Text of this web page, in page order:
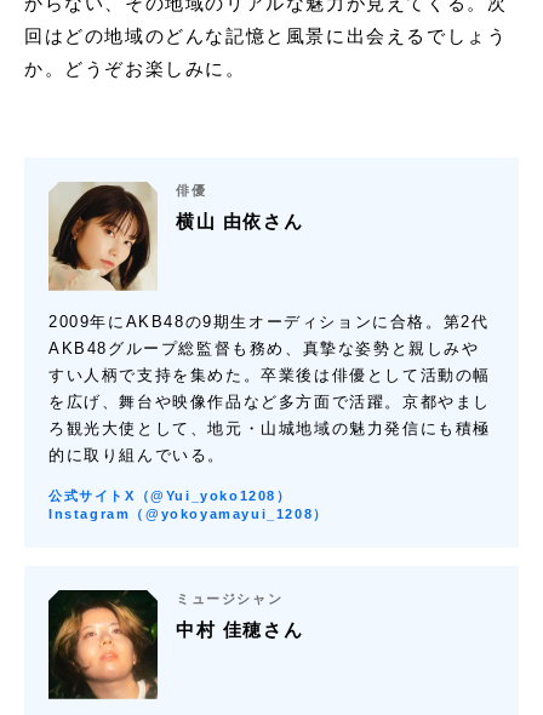
回はどの地域のどんな記憶と風景に出会えるでしょう
か。どうぞお楽しみに。
俳優
横山 由依さん
2009年にAKB48の9期生オーディションに合格。第2代
AKB48グループ総監督も務め、真摯な姿勢と親しみや
すい人柄で支持を集めた。卒業後は俳優として活動の幅
を広げ、舞台や映像作品など多方面で活躍。京都やまし
ろ観光大使として、地元・山城地域の魅力発信にも積極
的に取り組んでいる。
公式サイト X（@Yui_yoko1208）
Instagram（@yokoyamayui_1208）
ミュージシャン
中村 佳穂さん